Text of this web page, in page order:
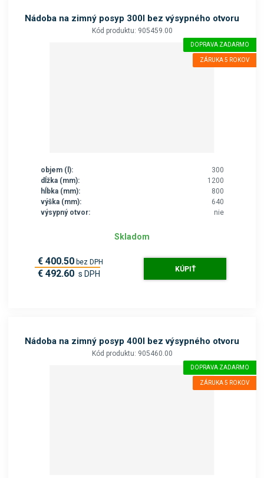
Nádoba na zimný posyp 300l bez výsypného otvoru
Kód produktu: 905459.00
DOPRAVA ZADARMO
ZÁRUKA 5 ROKOV
objem (l):
300
dĺžka (mm):
1200
hĺbka (mm):
800
výška (mm):
640
výsypný otvor:
nie
Skladom
€ 400.50 bez DPH
€ 492.60 s DPH KÚPIŤ
Nádoba na zimný posyp 400l bez výsypného otvoru
Kód produktu: 905460.00
DOPRAVA ZADARMO
ZÁRUKA 5 ROKOV